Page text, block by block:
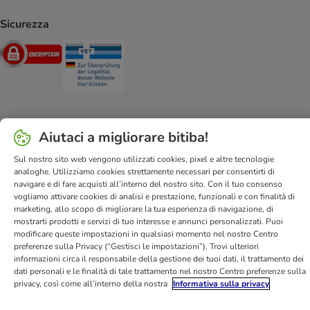
Sicurezza
Security
Aiuto & FAQ Servizio Clienti
Atto sui servizi digitali
Condizioni di vendita
Informazioni legali
Privacy
Newsletter
Spese e tempi di consegna
Metodi di Pagamento
Modulo tipo di recesso
Disposizioni ambientali & smaltimento
Opt-out
Programma fedeltà
Sconti & Vantaggi
Dichiarazione di accessibilità
bitiba GmbH 2026
Aiutaci a migliorare bitiba!
Sul nostro sito web vengono utilizzati cookies, pixel e altre tecnologie
analoghe. Utilizziamo cookies strettamente necessari per consentirti di
navigare e di fare acquisti all’interno del nostro sito. Con il tuo consenso
vogliamo attivare cookies di analisi e prestazione, funzionali e con finalità di
marketing, allo scopo di migliorare la tua esperienza di navigazione, di
mostrarti prodotti e servizi di tuo interesse e annunci personalizzati. Puoi
modificare queste impostazioni in qualsiasi momento nel nostro Centro
preferenze sulla Privacy (“Gestisci le impostazioni”). Trovi ulteriori
informazioni circa il responsabile della gestione dei tuoi dati, il trattamento dei
dati personali e le finalità di tale trattamento nel nostro Centro preferenze sulla
privacy, così come all’interno della nostra Informativa sulla privacy